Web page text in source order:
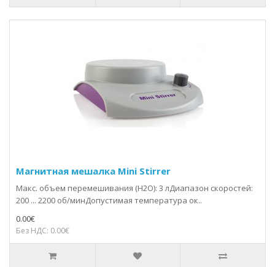
Магнитная мешалка Mini Stirrer
Макс. объем перемешивания (H2O): 3 лДиапазон скоростей:
200 ... 2200 об/минДопустимая температура ок..
0.00€
Без НДС: 0.00€